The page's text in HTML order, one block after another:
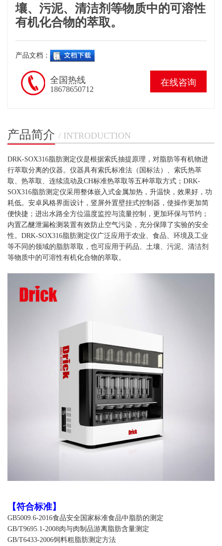
壤、污泥、清洁剂等物质中的可溶性
有机化合物的萃取。
产品文档：
在线咨询
全国热线
18678650712
产品简介 / INTRODUCTION
DRK-SOX316脂肪测定仪是根据索氏抽提原理，对脂肪等有机物进
行萃取分离的仪器。仪器具有索氏标准法（国标法）、索氏热萃
取、热萃取、连续流动及CH标准热萃取等五种萃取方式；DRK-
SOX316脂肪测定仪采用整体嵌入式金属加热，升温快，效果好，功
耗低。安卓风格界面设计，竖屏外置壁挂式控制器，使操作更加简
便快捷；进出水路全方位温度监控与流量控制，更加环保与节约；
内置乙醚泄漏检测装置有效防止空气污染，充分保障了实验的安全
性。DRK-SOX316脂肪测定仪广泛应用于农业、食品、环境及工业
等不同的领域的脂肪萃取，也可应用于药品、土壤、污泥、清洁剂
等物质中的可溶性有机化合物的萃取。
【符合标准】
GB5009.6-2016食品安全国家标准食品中脂肪的测定
GB/T9695.1-2008肉与肉制品游离脂肪含量测定
GB/T6433-2006饲料粗脂肪测定方法